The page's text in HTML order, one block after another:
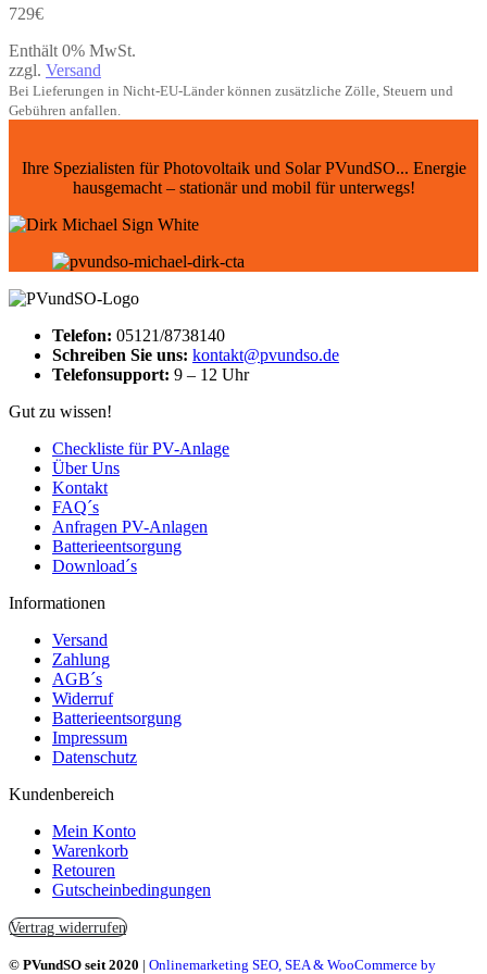
729€
Enthält 0% MwSt.
zzgl. Versand
Bei Lieferungen in Nicht-EU-Länder können zusätzliche Zölle, Steuern und
Gebühren anfallen.
Ihre Spezialisten für Photovoltaik und Solar PVundSO... Energie
hausgemacht – stationär und mobil für unterwegs!
Telefon: 05121/8738140
Schreiben Sie uns: kontakt@pvundso.de
Telefonsupport: 9 – 12 Uhr
Gut zu wissen!
Checkliste für PV-Anlage
Über Uns
Kontakt
FAQ´s
Anfragen PV-Anlagen
Batterieentsorgung
Download´s
Informationen
Versand
Zahlung
AGB´s
Widerruf
Batterieentsorgung
Impressum
Datenschutz
Kundenbereich
Mein Konto
Warenkorb
Retouren
Gutscheinbedingungen
Vertrag widerrufen
© PVundSO seit 2020 | Onlinemarketing SEO, SEA & WooCommerce by